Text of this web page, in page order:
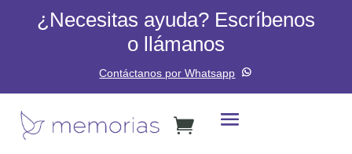
¿Necesitas ayuda? Escríbenos
o llámanos
Contáctanos por Whatsapp